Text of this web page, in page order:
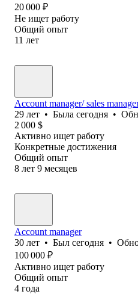
20 000 ₽
Не ищет работу
Общий опыт
11 лет
Account manager/ sales
29 лет • Была сегодня •
2 000 $
Активно ищет работу
Конкретные достижения
Общий опыт
8 лет 9 месяцев
Account manager
30 лет • Был сегодня •
100 000 ₽
Активно ищет работу
Общий опыт
4 года